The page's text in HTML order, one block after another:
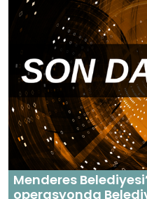
Menderes
operasyonda